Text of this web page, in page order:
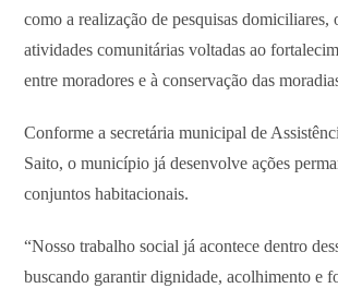
como a realização de pesquisas domiciliares,
atividades comunitárias voltadas ao
entre moradores e à conservação das
Conforme a secretária municipal de
Saito, o município já desenvolve ações
conjuntos habitacionais.
“Nosso trabalho social já acontece dentro
buscando garantir dignidade, acolhimento e